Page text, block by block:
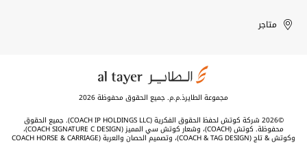
United
Arab
Kuwait
الإمارات
العربية
الكويت
متاجر
مجموعة الطايرذ.م.م. جميع الحقوق محفوظة 2026
©2026 شركة كوتش لحفظ الحقوق الفكرية (COACH IP HOLDINGS LLC). جميع الحقوق
محفوظة. كوتش (COACH)، وشعار كوتش سي المميز (COACH SIGNATURE C DESIGN)،
وكوتش & تاج (COACH & TAG DESIGN)، وتصميم الحصان والعربة (COACH HORSE & CARRIAGE